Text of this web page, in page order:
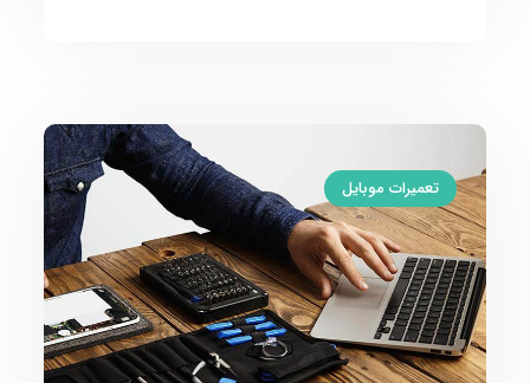
تعمیرات موبایل